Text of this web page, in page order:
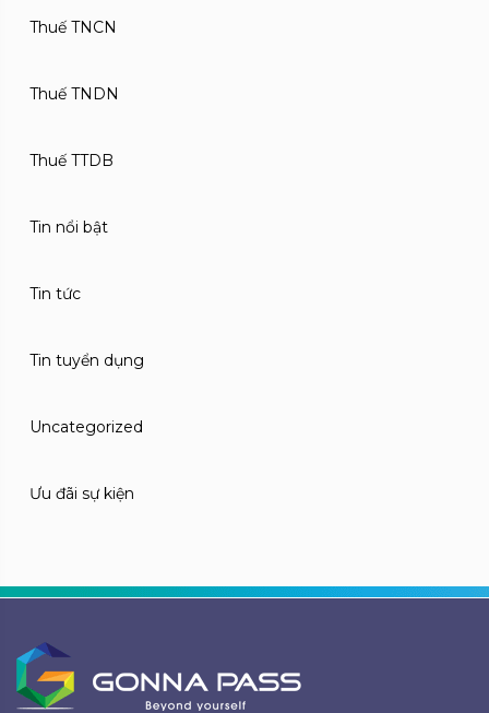
Thuế TNCN
Thuế TNDN
Thuế TTDB
Tin nổi bật
Tin tức
Tin tuyển dụng
Uncategorized
Ưu đãi sự kiện